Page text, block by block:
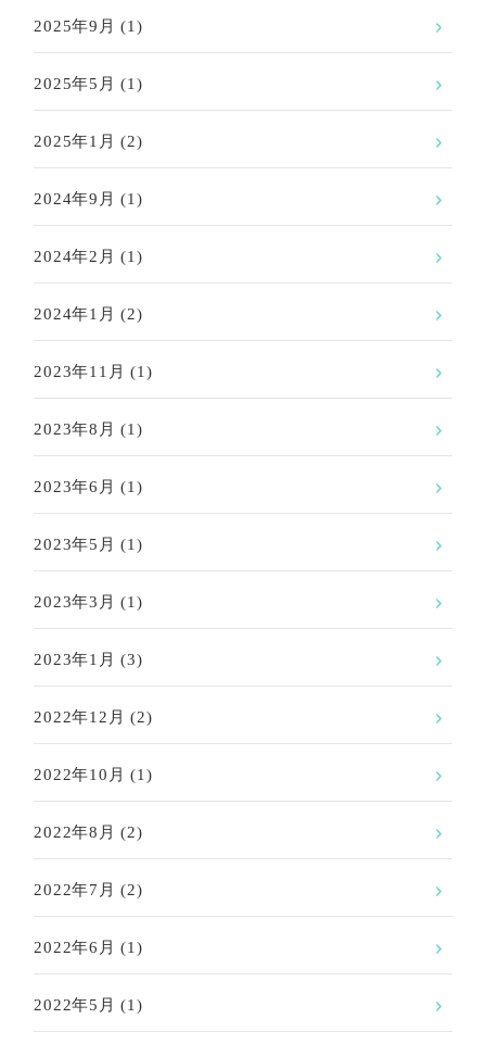
2025年9月 (1)
2025年5月 (1)
2025年1月 (2)
2024年9月 (1)
2024年2月 (1)
2024年1月 (2)
2023年11月 (1)
2023年8月 (1)
2023年6月 (1)
2023年5月 (1)
2023年3月 (1)
2023年1月 (3)
2022年12月 (2)
2022年10月 (1)
2022年8月 (2)
2022年7月 (2)
2022年6月 (1)
2022年5月 (1)